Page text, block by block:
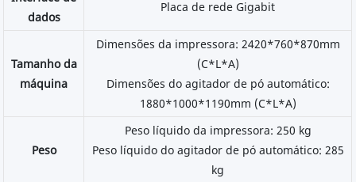
dados
Placa de rede Gigabit
Tamanho da
máquina
Dimensões da impressora: 2420*760*870mm
(C*L*A)
Dimensões do agitador de pó automático:
1880*1000*1190mm (C*L*A)
Peso
Peso líquido da impressora: 250 kg
Peso líquido do agitador de pó automático: 285
kg